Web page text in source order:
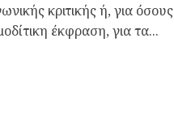
κριτικής ή, για όσους
έκφραση, για τα...